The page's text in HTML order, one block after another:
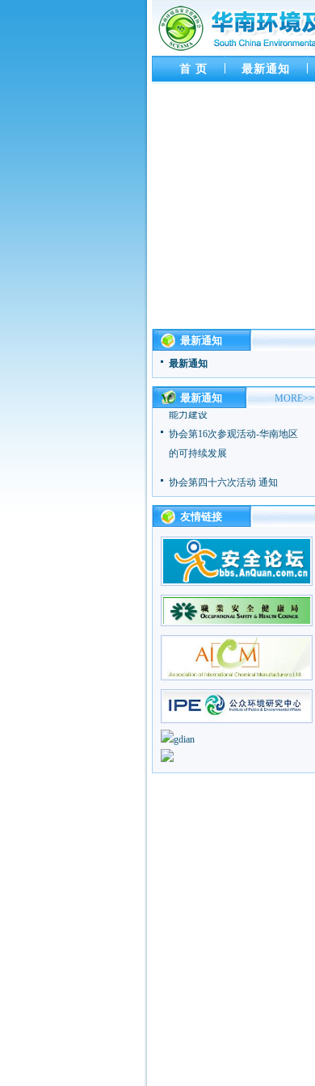
首 页 最新通知
最新通知
最新通知
最新通知 MORE>>
协会第四十六次活动 通知
协会第18次主题活动 - 企业可持
续发展
协会第17次主题活动 - 企业应急
能力建设
协会第16次参观活动-华南地区
的可持续发展
协会第四十六次活动 通知
协会第18次主题活动 - 企业可持
续发展
协会第17次主题活动 - 企业应急
能力建设
协会第16次参观活动-华南地区
的可持续发展
友情链接